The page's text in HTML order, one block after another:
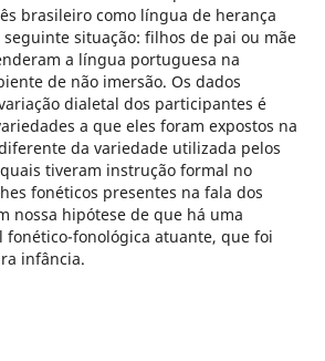
brasileiro como língua de herança
situação: filhos de pai ou mãe
a língua portuguesa na
de não imersão. Os dados
dialetal dos participantes é
a que eles foram expostos na
da variedade utilizada pelos
tiveram instrução formal no
fonéticos presentes na fala dos
nossa hipótese de que há uma
fonético-fonológica atuante, que foi
infância.